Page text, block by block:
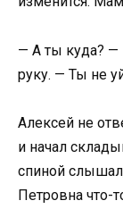
— А ты куда? —
руку. — Ты не
Алексей не
и начал
спиной
Петровна что-